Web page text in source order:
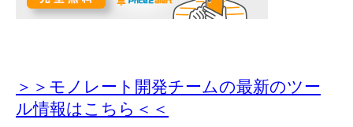
＞＞モノレート開発チームの最新のツー
ル情報はこちら＜＜